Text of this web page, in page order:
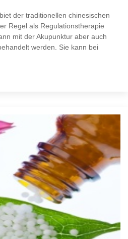
der traditionellen chinesischen
Regel als Regulationstherapie
mit der Akupunktur aber auch
werden. Sie kann bei